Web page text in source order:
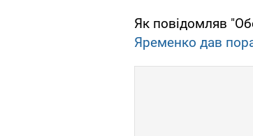
Як повідомляв
Яременко дав